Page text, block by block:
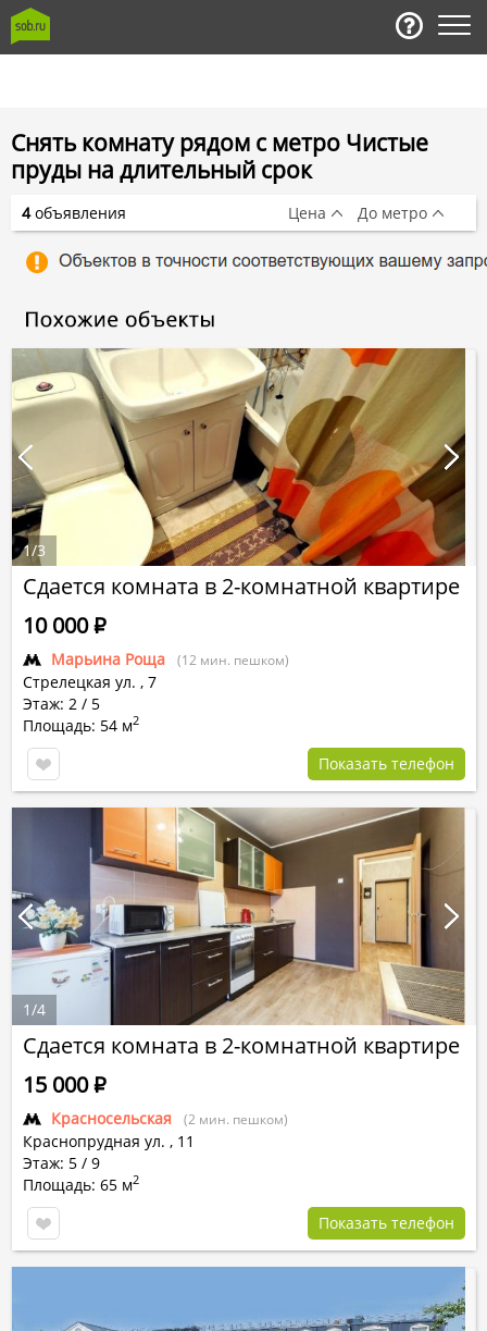
Снять комнату рядом с метро Чистые
пруды на длительный срок
Сдается комната в 2-комнатной квартире
Марьина Роща (12 мин. пешком)
Стрелецкая ул. , 7
Этаж: 2 / 5
Площадь: 54 м2
10 000Р
Показать телефон
1/3
Сдается комната в 2-комнатной квартире
Красносельская (2 мин. пешком)
Краснопрудная ул. , 11
Этаж: 5 / 9
Площадь: 65 м2
15 000Р
Показать телефон
1/4
4объявления Цена До метро